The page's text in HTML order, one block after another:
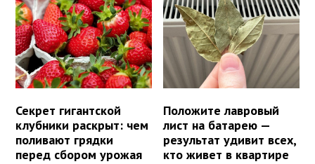
Секрет гигантской
клубники раскрыт: чем
поливают грядки
перед сбором урожая
Положите лавровый
лист на батарею —
результат удивит всех,
кто живет в квартире